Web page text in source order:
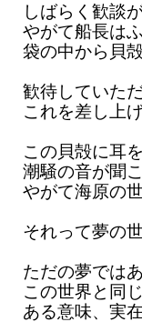
しばらく歓談
やがて船長は
袋の中から貝
歓待していた
これを差し上
この貝殻に耳
潮騒の音が聞こ
やがて海原の
それって夢の
ただの夢では
この世界と同
ある意味、実